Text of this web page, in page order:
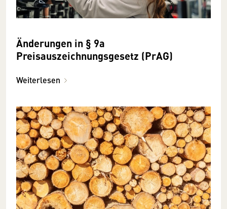
Änderungen in § 9a
Preisauszeichnungsgesetz (PrAG)
Weiterlesen